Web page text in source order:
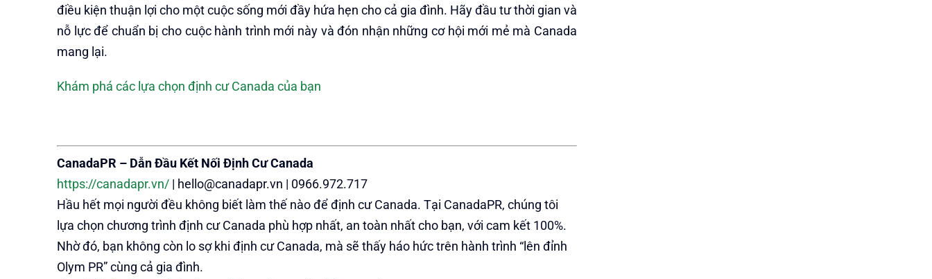
điều kiện thuận lợi cho một cuộc sống mới đầy hứa hẹn cho cả gia đình. Hãy đầu tư thời gian và
nỗ lực để chuẩn bị cho cuộc hành trình mới này và đón nhận những cơ hội mới mẻ mà Canada
mang lại.
Khám phá các lựa chọn định cư Canada của bạn
CanadaPR – Dẫn Đầu Kết Nối Định Cư Canada
https://canadapr.vn/ | hello@canadapr.vn | 0966.972.717
Hầu hết mọi người đều không biết làm thế nào để định cư Canada. Tại CanadaPR, chúng tôi
lựa chọn chương trình định cư Canada phù hợp nhất, an toàn nhất cho bạn, với cam kết 100%.
Nhờ đó, bạn không còn lo sợ khi định cư Canada, mà sẽ thấy háo hức trên hành trình “lên đỉnh
Olym PR” cùng cả gia đình.